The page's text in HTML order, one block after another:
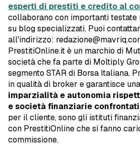
esperti di prestiti e credito al
collaborano con importanti testate
su blog specializzati. Puoi
all'indirizzo:
PrestitiOnline.it è un marchio di
società che fa parte di Moltiply
segmento STAR di Borsa Italiana.
in qualità di broker e garantisce una
imparzialità e autonomia
e società finanziarie confrontati
per il cliente, sono gli istituti
con PrestitiOnline che si fanno
commissione.